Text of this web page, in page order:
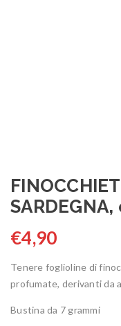
€4,90
Tenere foglioline di
profumate, derivanti da
Bustina da 7 grammi